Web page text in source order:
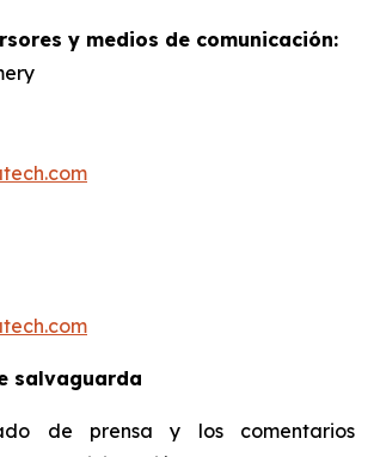
y medios de comunicación:
salvaguarda
de prensa y los comentarios